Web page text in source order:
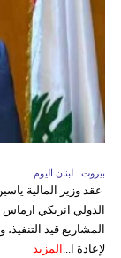
بيروت ـ لبنان اليوم
عقد وزير المالية
الدولي انريكي
لإعادة ا... المزيد